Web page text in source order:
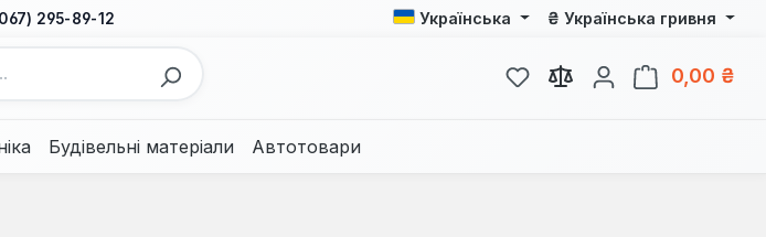
295-89-12 Українська ₴ Українська гривня
У вас є 0 у списку бажань
0,00 ₴
Будівельні матеріали Автотовари